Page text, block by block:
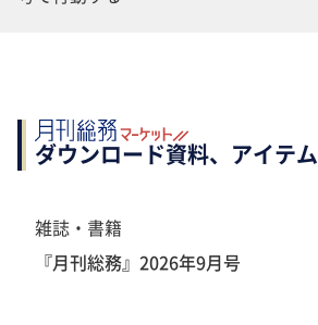
ダウンロード資料、アイテム
雑誌・書籍
『月刊総務』2026年9月号